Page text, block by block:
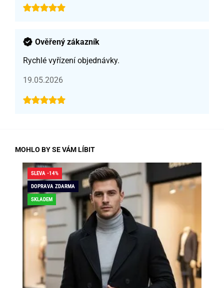
Ověřený zákazník
Rychlé vyřízení objednávky.
19.05.2026
MOHLO BY SE VÁM LÍBIT
SLEVA -14%
DOPRAVA ZDARMA
SKLADEM